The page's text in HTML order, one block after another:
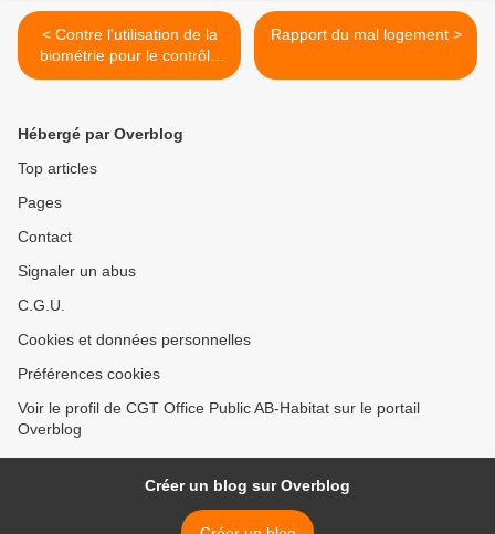
< Contre l'utilisation de la
biométrie pour le contrôle
des horaires de travail
Rapport du mal logement >
Hébergé par Overblog
Top articles
Pages
Contact
Signaler un abus
C.G.U.
Cookies et données personnelles
Préférences cookies
Voir le profil de CGT Office Public AB-Habitat sur le portail
Overblog
Créer un blog sur Overblog